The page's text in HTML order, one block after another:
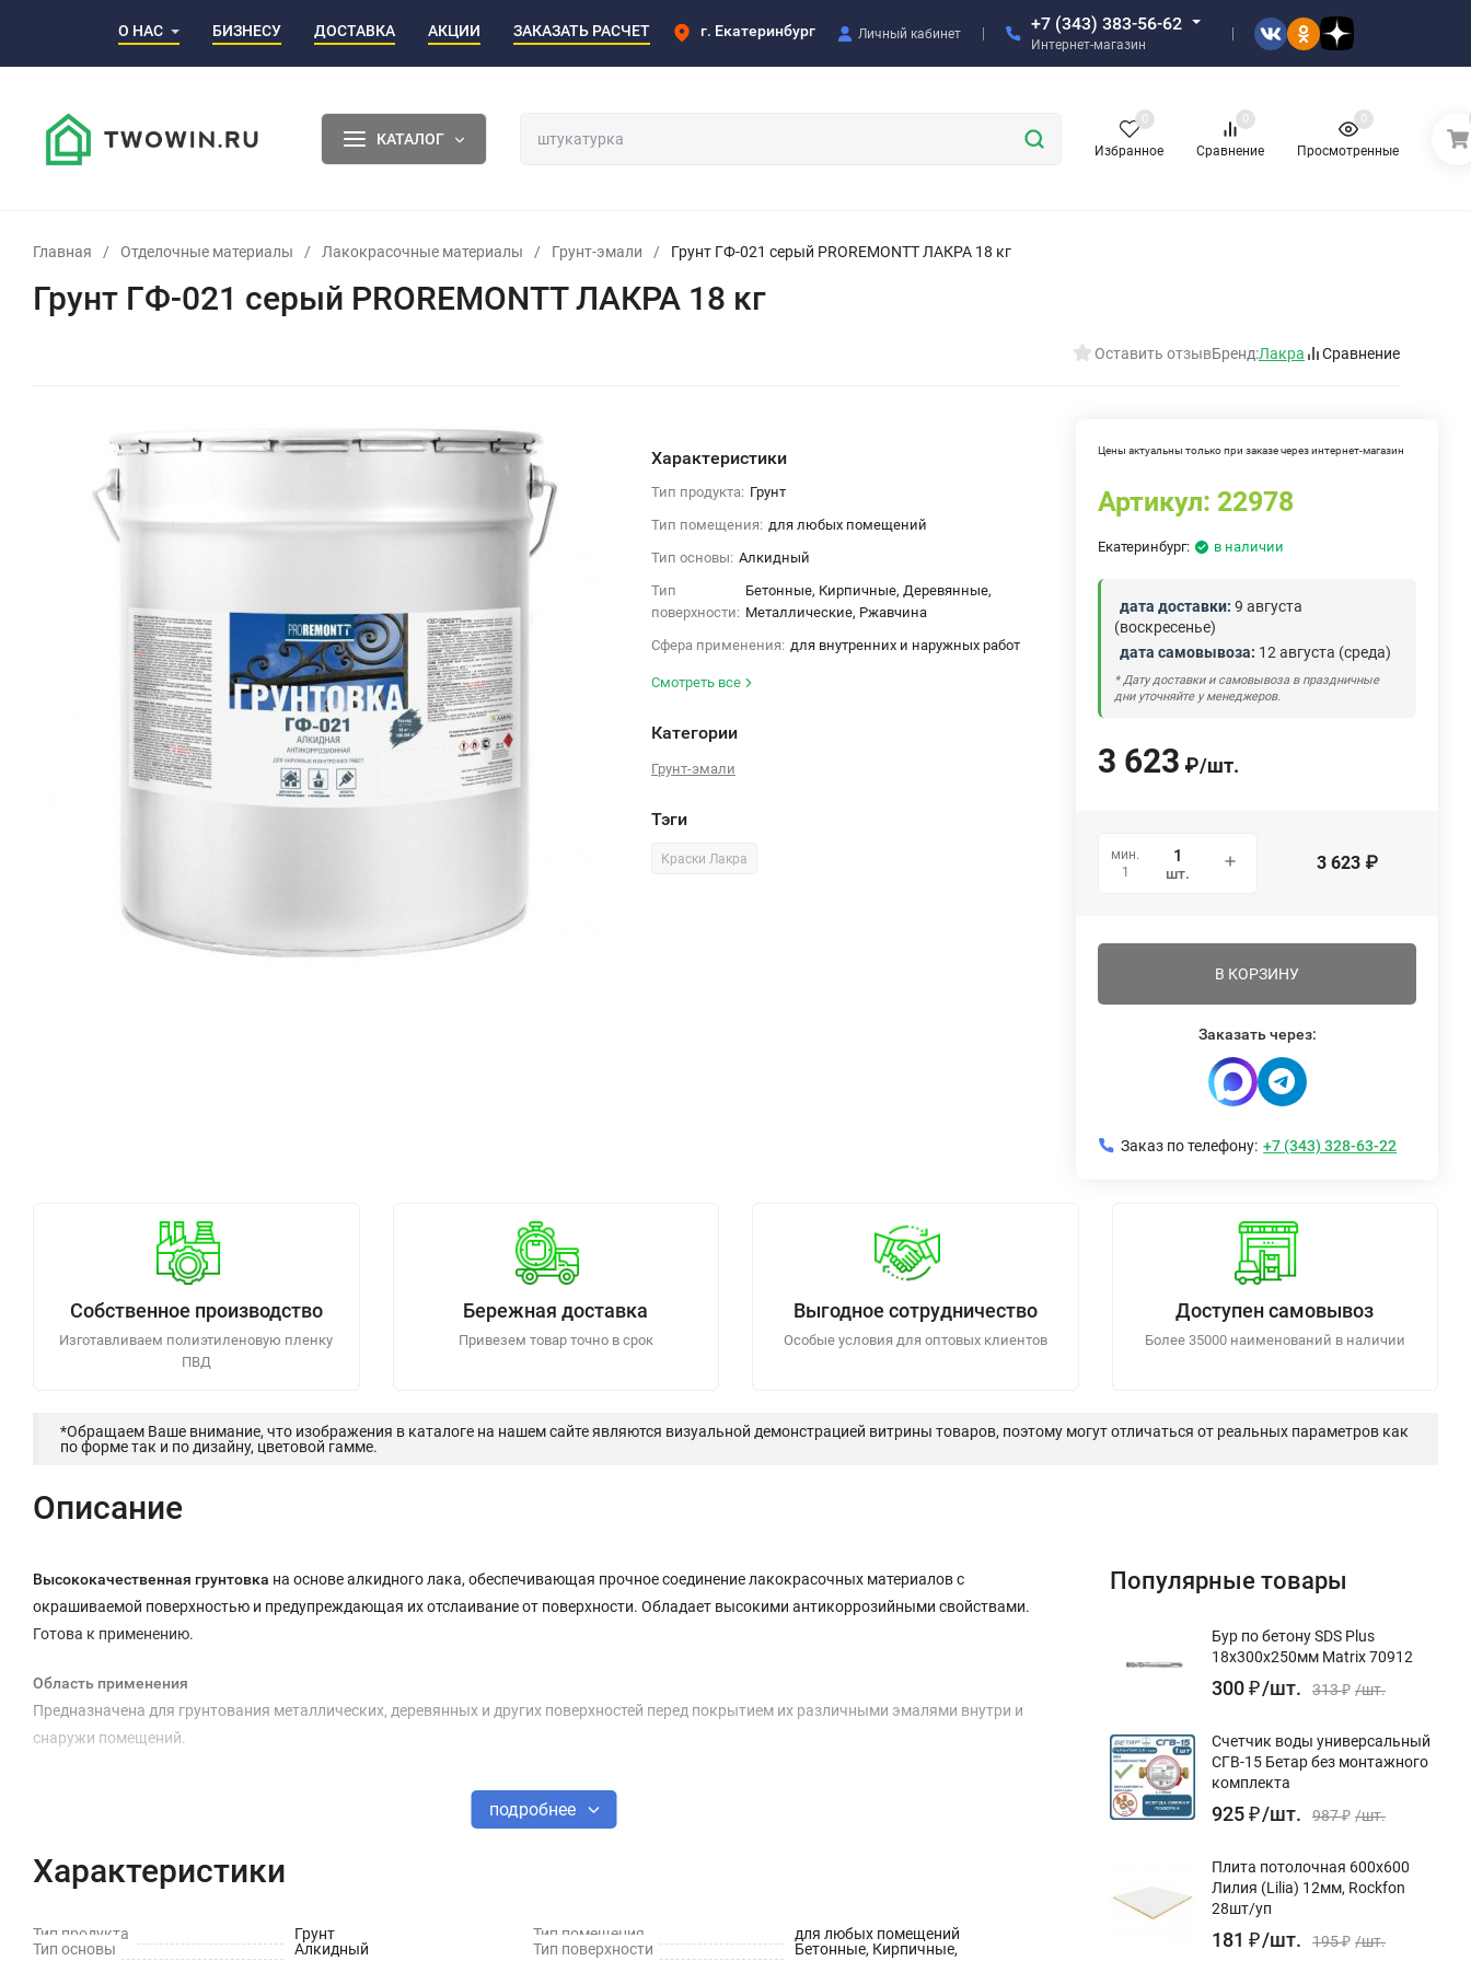
О НАС БИЗНЕСУ ДОСТАВКА АКЦИИ ЗАКАЗАТЬ РАСЧЕТ г. Екатеринбург Личный кабинет +7 (343) 383-56-62
Интернет-магазин
КАТАЛОГ
Избранное
0
Сравнение
0
Просмотренные
0
Главная / Отделочные материалы / Лакокрасочные материалы / Грунт-эмали / Грунт ГФ-021 серый PROREMONTT ЛАКРА 18 кг
Грунт ГФ-021 серый PROREMONTT ЛАКРА 18 кг
Оставить отзывБренд:Лакра Сравнение
Характеристики
Тип продукта: Грунт
Тип помещения: для любых помещений
Тип основы: Алкидный
Тип
поверхности:
Бетонные, Кирпичные, Деревянные,
Металлические, Ржавчина
Сфера применения: для внутренних и наружных работ
Смотреть все
Категории
Грунт-эмали
Тэги
Краски Лакра
Цены актуальны только при заказе через интернет-магазин
Артикул: 22978
Екатеринбург: в наличии
дата доставки: 9 августа
(воскресенье)
дата самовывоза: 12 августа (среда)
* Дату доставки и самовывоза в праздничные
дни уточняйте у менеджеров.
3 623 ₽/шт.
мин.
1
шт. 3 623 ₽
В КОРЗИНУ
Заказать через:
Заказ по телефону: +7 (343) 328-63-22
Собственное производство
Изготавливаем полиэтиленовую пленку
ПВД
Бережная доставка
Привезем товар точно в срок
Выгодное сотрудничество
Особые условия для оптовых клиентов
Доступен самовывоз
Более 35000 наименований в наличии
*Обращаем Ваше внимание, что изображения в каталоге на нашем сайте являются визуальной демонстрацией витрины товаров, поэтому могут отличаться от реальных параметров как
по форме так и по дизайну, цветовой гамме.
Описание
Высококачественная грунтовка на основе алкидного лака, обеспечивающая прочное соединение лакокрасочных материалов с
окрашиваемой поверхностью и предупреждающая их отслаивание от поверхности. Обладает высокими антикоррозийными свойствами.
Готова к применению.
Область применения
Предназначена для грунтования металлических, деревянных и других поверхностей перед покрытием их различными эмалями внутри и
снаружи помещений.
хранение грунтовки при температуре ниже 0°С.
Перед нанесением грунтовку тщательно перемешать до однородной массы. При необходимости разбавить до удобной для работы вязкости
подробнее
Характеристики
Тип продукта Грунт Тип помещения
для любых помещений
Тип основы
Алкидный Тип поверхности
Бетонные, Кирпичные,
Популярные товары
Бур по бетону SDS Plus
18x300х250мм Matrix 70912
300₽/шт. 313₽ /шт.
Счетчик воды универсальный
СГВ-15 Бетар без монтажного
комплекта
925₽/шт. 987₽ /шт.
Плита потолочная 600х600
Лилия (Lilia) 12мм, Rockfon
28шт/уп
181 ₽/шт. 195₽ /шт.